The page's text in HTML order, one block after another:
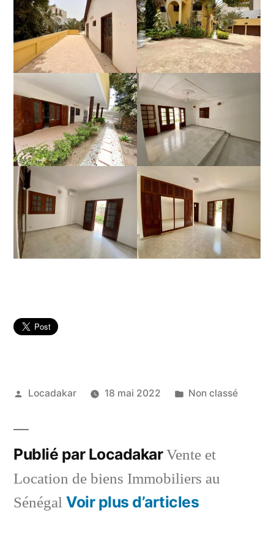
Publié
Locadakar 18 mai 2022
Publié
Non classé
Publié par LocadakarVente et
Location de biens Immobiliers au
Sénégal Voir plus d’articles